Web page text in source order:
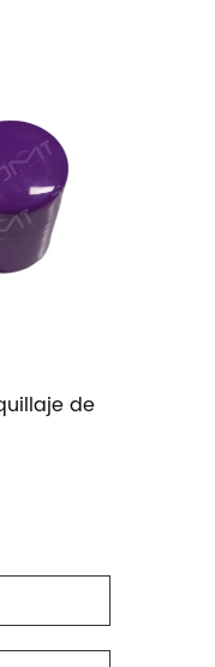
para agua